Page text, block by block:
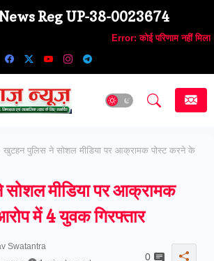
Reg UP-38-0023674
Error: कोई परिणाम नहीं मिला
खुटहन पुलिस ने सोशल मीडिया पर आक्रामक पोस्ट करने के
मीडिया पर आक्रामक
में 4 युवक गिरफ्तार
Swatantra
0